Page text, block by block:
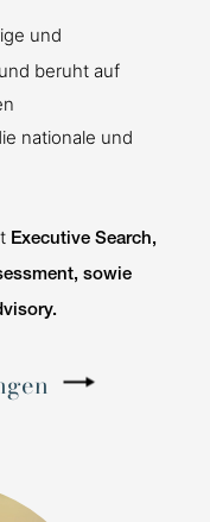
und
beruht auf
nationale und
Executive Search,
sowie